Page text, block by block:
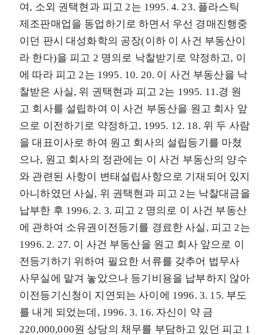
여, 소외 권택현과 피고 2는 1995. 4. 23. 플라스틱
제조판매업을 동업하기로 하면서 우선 경매진행중
이던 판시 대성화학의 공장(이하 이 사건 부동산이
라 한다)을 피고 2 명의로 낙찰받기로 약정하고, 이
에 따라 피고 2는 1995. 10. 20. 이 사건 부동산을 낙
찰받은 사실, 위 권택현과 피고 2는 1995. 11.경 원
고 회사를 설립하여 이 사건 부동산을 원고 회사 앞
으로 이전하기로 약정하고, 1995. 12. 18. 위 두 사람
을 대표이사로 하여 원고 회사의 설립등기를 마쳤
으나, 원고 회사의 정관에는 이 사건 부동산의 양수
와 관련된 사항이 변태설립사항으로 기재되어 있지
아니하였던 사실, 위 권택현과 피고 2는 낙찰대금을
납부한 후 1996. 2. 3. 피고 2 명의로 이 사건 부동산
에 관하여 소유권이전등기를 경료한 사실, 피고 2는
1996. 2. 27. 이 사건 부동산을 원고 회사 앞으로 이
전등기하기 위하여 필요한 서류를 갖추어 법무사
사무실에 맡겨 놓았으나 등기비용을 납부하지 않아
이전등기신청이 지연되는 사이에 1996. 3. 15. 부도
를 내게 되었는데, 1996. 3. 16. 자신이 약 금
220,000,000원 상당의 채무를 부담하고 있던 피고 1